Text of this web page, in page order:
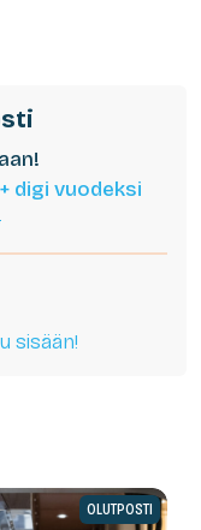
digi vuodeksi
sisään!
OLUTPOSTI